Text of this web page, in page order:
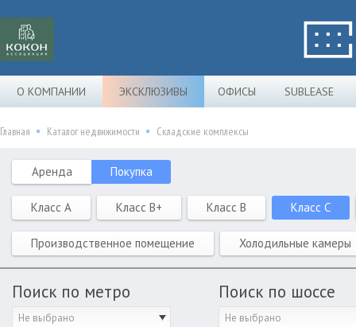
О КОМПАНИИ ЭКСКЛЮЗИВЫ ОФИСЫ SUBLEASE
Главная Каталог недвижимости Складские комплексы
Аренда Покупка
Класс A Класс B+ Класс B Класс C
Производственное помещение Холодильные камеры
Поиск по метро
Не выбрано
Поиск по шоссе
Не выбрано